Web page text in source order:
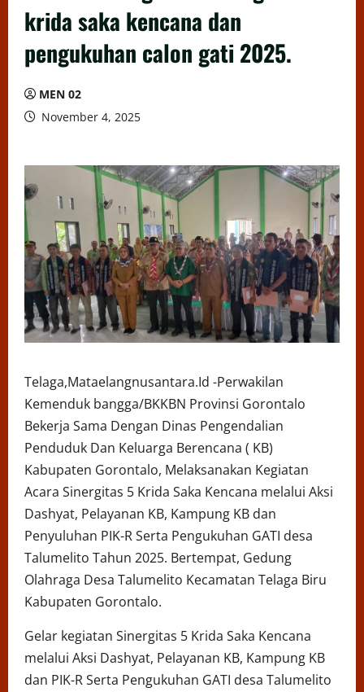
krida saka kencana dan
pengukuhan calon gati 2025.
MEN 02
November 4, 2025
Telaga,Mataelangnusantara.Id -Perwakilan
Kemenduk bangga/BKKBN Provinsi Gorontalo
Bekerja Sama Dengan Dinas Pengendalian
Penduduk Dan Keluarga Berencana ( KB)
Kabupaten Gorontalo, Melaksanakan Kegiatan
Acara Sinergitas 5 Krida Saka Kencana melalui Aksi
Dashyat, Pelayanan KB, Kampung KB dan
Penyuluhan PIK-R Serta Pengukuhan GATI desa
Talumelito Tahun 2025. Bertempat, Gedung
Olahraga Desa Talumelito Kecamatan Telaga Biru
Kabupaten Gorontalo.
Gelar kegiatan Sinergitas 5 Krida Saka Kencana
melalui Aksi Dashyat, Pelayanan KB, Kampung KB
dan PIK-R Serta Pengukuhan GATI desa Talumelito